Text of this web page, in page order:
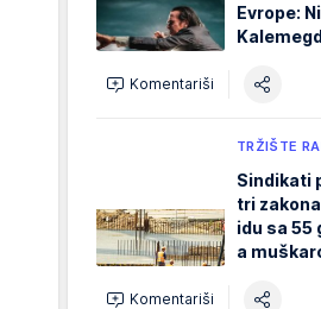
Evrope:
Komentariši
TRŽIŠTE
Sindikati
tri
idu sa 55
a
Komentariši